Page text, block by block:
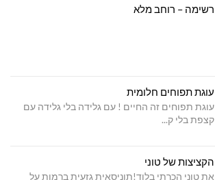
רשימה – רוחב מלא
עוגת תפוחים חלומית
עוגת תפוחים זה החיים ! עם גלידה בלי גלידה עם
קצפת בלי ק...
הקציצות של טוני
את טוני הכרתי בלוד!תוניסאית גזעית ברמות על